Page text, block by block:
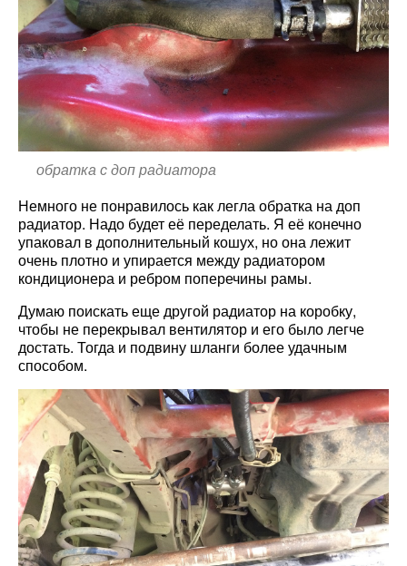
обратка с доп радиатора
Немного не понравилось как легла обратка на доп
радиатор. Надо будет её переделать. Я её конечно
упаковал в дополнительный кошух, но она лежит
очень плотно и упирается между радиатором
кондиционера и ребром поперечины рамы.
Думаю поискать еще другой радиатор на коробку,
чтобы не перекрывал вентилятор и его было легче
достать. Тогда и подвину шланги более удачным
способом.